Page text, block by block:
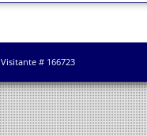
Visitante # 166723